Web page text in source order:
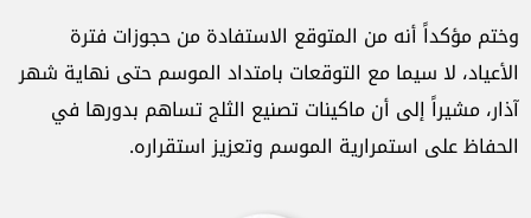
وختم مؤكداً أنه من المتوقع الاستفادة من حجوزات فترة
الأعياد، لا سيما مع التوقعات بامتداد الموسم حتى نهاية شهر
آذار، مشيراً إلى أن ماكينات تصنيع الثلج تساهم بدورها في
الحفاظ على استمرارية الموسم وتعزيز استقراره.